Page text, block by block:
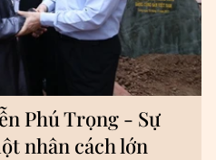
Phú Trọng - Sự
nhân cách lớn